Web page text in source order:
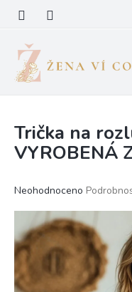
obsah
Trička na
VYROBENÁ
Průměrné
produktu
je
0,0
z
5
hvězdiček.
Neohodnoceno